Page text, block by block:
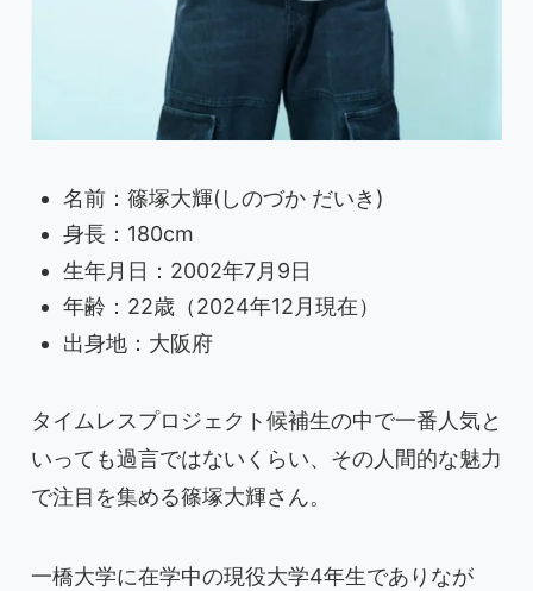
名前：篠塚大輝(しのづか だいき)
身長：180cm
生年月日：2002年7月9日
年齢：22歳（2024年12月現在）
出身地：大阪府
タイムレスプロジェクト候補生の中で一番人気と
いっても過言ではないくらい、その人間的な魅力
で注目を集める篠塚大輝さん。
一橋大学に在学中の現役大学4年生でありなが